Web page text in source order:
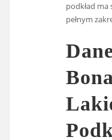
podkład ma
pełnym